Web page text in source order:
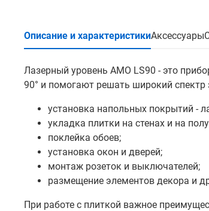
Описание и характеристикиАксессуары
Лазерный уровень АМО LS90 - это
90° и помогают решать широкий спектр
установка напольных покрытий -
укладка плитки на стенах и на
поклейка обоев;
установка окон и дверей;
монтаж розеток и выключателей;
размещение элементов декора и
При работе с плиткой важное